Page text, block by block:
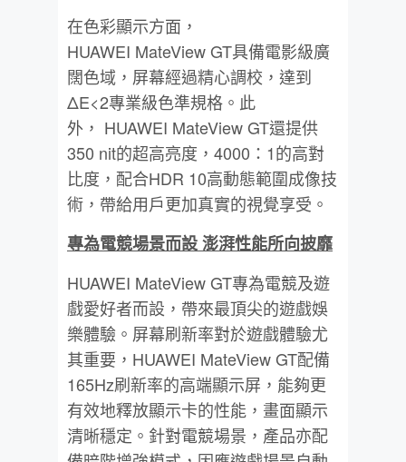
在色彩顯示方面，
HUAWEI MateView GT具備電影級廣
闊色域，屏幕經過精心調校，達到
ΔE<2專業級色準規格。此
外， HUAWEI MateView GT還提供
350 nit的超高亮度，4000：1的高對
比度，配合HDR 10高動態範圍成像技
術，帶給用戶更加真實的視覺享受。
專為電競場景而設澎湃性能所向披靡
HUAWEI MateView GT專為電競及遊
戲愛好者而設，帶來最頂尖的遊戲娛
樂體驗。屏幕刷新率對於遊戲體驗尤
其重要，HUAWEI MateView GT配備
165Hz刷新率的高端顯示屏，能夠更
有效地釋放顯示卡的性能，畫面顯示
清晰穩定。針對電競場景，產品亦配